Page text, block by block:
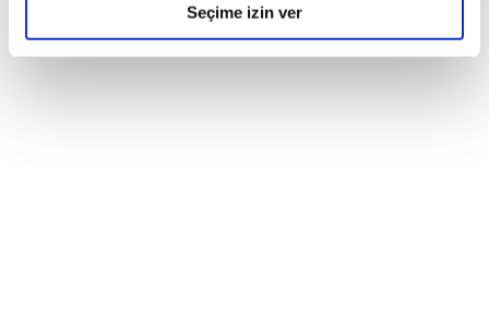
Seçime izin ver